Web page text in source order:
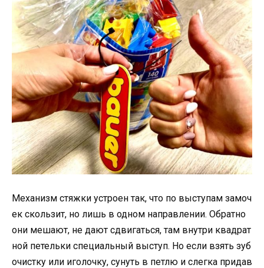
Механизм стяжки устроен так, что по выступам замоч
ек скользит, но лишь в одном направлении. Обратно
они мешают, не дают сдвигаться, там внутри квадрат
ной петельки специальный выступ. Но если взять зуб
очистку или иголочку, сунуть в петлю и слегка придав